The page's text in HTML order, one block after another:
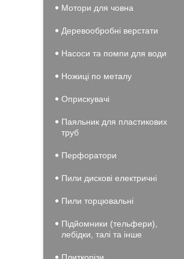
Мотори для човна
Деревообробні верстати
Насоси та помпи для води
Ножиці по металу
Оприскувачі
Паяльник для пластикових
труб
Перфоратори
Пили дискові електричні
Пили торцювальні
Підйомники (тельфери),
лебідки, талі та інше